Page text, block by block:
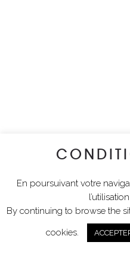
En poursuivant votre
By continuing to browse the
cookies.